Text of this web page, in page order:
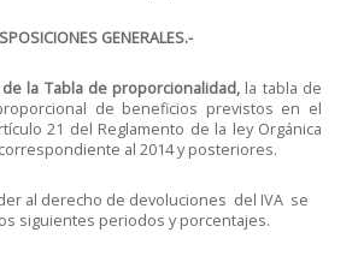
GENERALES.-
de la Tabla de proporcionalidad, la tabla de
de beneficios previstos en el
21 del Reglamento de la ley Orgánica
al 2014 y posteriores.
al derecho de devoluciones del IVA se
siguientes periodos y porcentajes.